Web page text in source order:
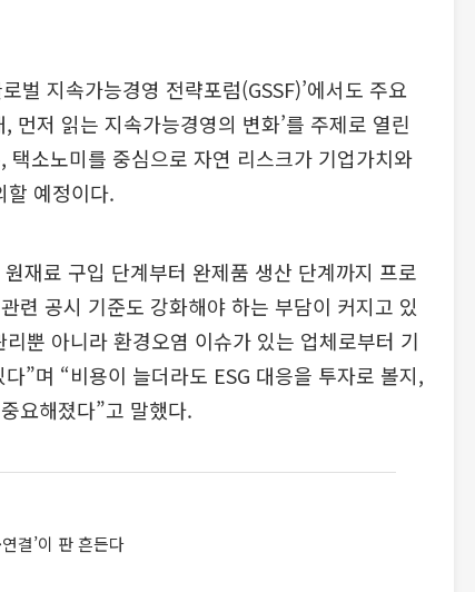
벌 지속가능경영 전략포럼(GSSF)’에서도 주요
먼저 읽는 지속가능경영의 변화’를 주제로 열린
소노미를 중심으로 자연 리스크가 기업가치와
할 예정이다.
재료 구입 단계부터 완제품 생산 단계까지 프로
련 공시 기준도 강화해야 하는 부담이 커지고 있
뿐 아니라 환경오염 이슈가 있는 업체로부터 기
”며 “비용이 늘더라도 ESG 대응을 투자로 볼지,
요해졌다”고 말했다.
결’이 판 흔든다